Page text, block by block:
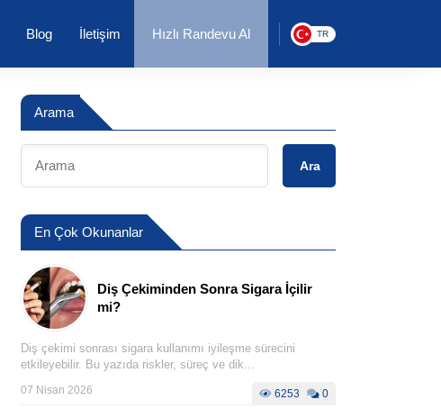
Blog İletişim Hızlı Randevu Al TR
Arama
Ara
En Çok Okunanlar
Diş Çekiminden Sonra Sigara İçilir
mi?
Diş çekimi sonrası sigara kullanımı iyileşme sürecini
etkileyebilir. Bu yazıda riskler, süreç ve dik...
07 Nisan 2026 6253 0